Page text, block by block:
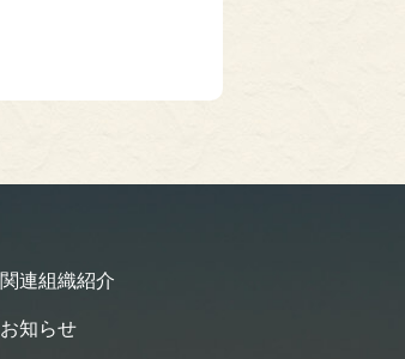
関連組織紹介
お知らせ